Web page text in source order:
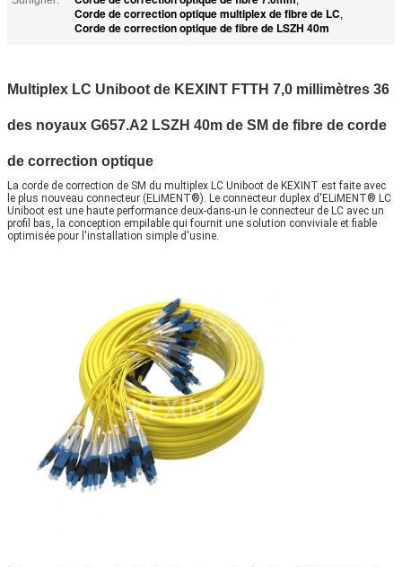
Corde de correction optique multiplex de fibre de LC,
Corde de correction optique de fibre de LSZH 40m
Multiplex LC Uniboot de KEXINT FTTH 7,0 millimètres 36
des noyaux G657.A2 LSZH 40m de SM de fibre de corde
de correction optique
La corde de correction de SM du multiplex LC Uniboot de KEXINT est faite avec
le plus nouveau connecteur (ELiMENT®). Le connecteur duplex d'ELiMENT® LC
Uniboot est une haute performance deux-dans-un le connecteur de LC avec un
profil bas, la conception empilable qui fournit une solution conviviale et fiable
optimisée pour l'installation simple d'usine.